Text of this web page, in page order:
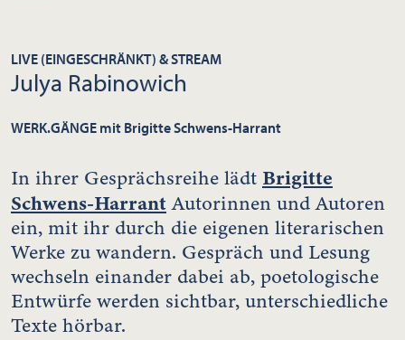
LIVE (EINGESCHRÄNKT) & STREAM
Julya Rabinowich
WERK.GÄNGE mit Brigitte Schwens-Harrant
In ihrer Gesprächsreihe lädt Brigitte
Schwens-HarrantAutorinnen und Autoren
ein, mit ihr durch die eigenen literarischen
Werke zu wandern. Gespräch und Lesung
wechseln einander dabei ab, poetologische
Entwürfe werden sichtbar, unterschiedliche
Texte hörbar.